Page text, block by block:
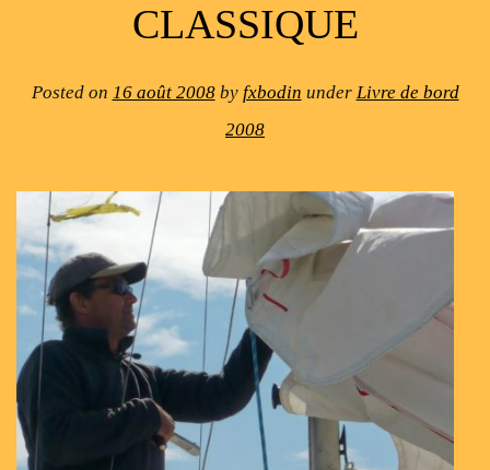
CLASSIQUE
Posted on 16 août 2008by fxbodin under Livre de bord
2008